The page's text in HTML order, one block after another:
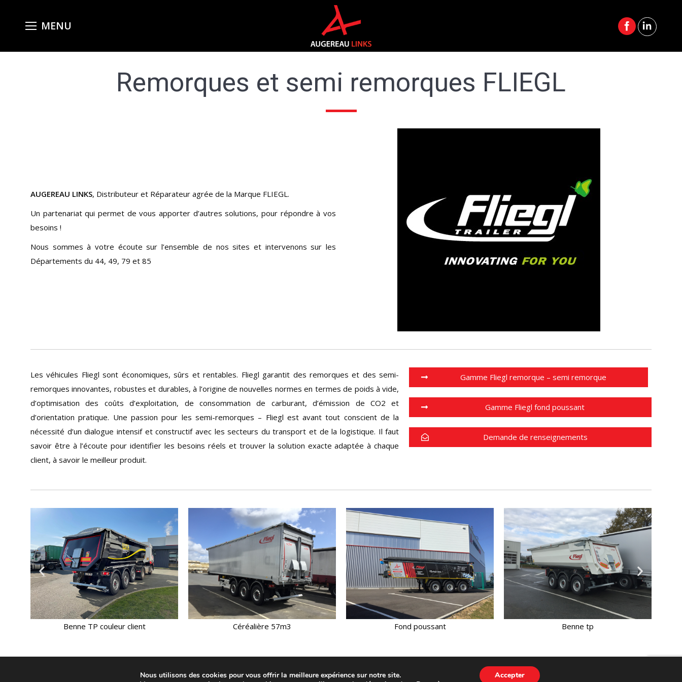
Remorques et semi remorques FLIEGL
AUGEREAU LINKS, Distributeur et Réparateur agrée de la Marque FLIEGL.
Un partenariat qui permet de vous apporter d’autres solutions, pour répondre à vos
besoins !
Nous sommes à votre écoute sur l’ensemble de nos sites et intervenons sur les
Départements du 44, 49, 79 et 85
Les véhicules Fliegl sont économiques, sûrs et rentables. Fliegl garantit des remorques et des semi-
remorques innovantes, robustes et durables, à l’origine de nouvelles normes en termes de poids à vide,
d’optimisation des coûts d’exploitation, de consommation de carburant, d’émission de CO2 et
d’orientation pratique. Une passion pour les semi-remorques – Fliegl est avant tout conscient de la
nécessité d’un dialogue intensif et constructif avec les secteurs du transport et de la logistique. Il faut
savoir être à l’écoute pour identifier les besoins réels et trouver la solution exacte adaptée à chaque
client, à savoir le meilleur produit.
Gamme Fliegl remorque – semi remorque
Gamme Fliegl fond poussant
Demande de renseignements
Céréalière 57m3 Fond poussant Benne tp Porte engins
© AUGEREAU LINKS. Tous droits réservés Garage Poids Lourds Mentions légales
Nous utilisons des cookies pour vous offrir la meilleure expérience sur notre site.
Accepter